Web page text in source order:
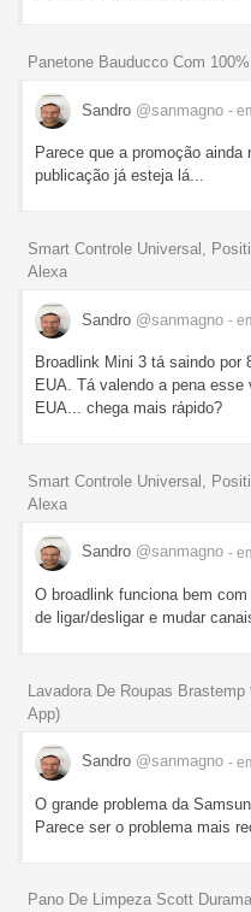
Panetone Bauducco Com
Sandro @sanmagno -
Parece que a promoção
publicação já esteja lá...
Smart Controle Universal,
Alexa
Sandro @sanmagno -
Broadlink Mini 3 tá saindo por
EUA. Tá valendo a pena
EUA... chega mais rápido?
Smart Controle Universal,
Alexa
Sandro @sanmagno -
O broadlink funciona bem
de ligar/desligar e mudar
Lavadora De Roupas
App)
Sandro @sanmagno -
O grande problema da
Parece ser o problema mais
Pano De Limpeza Scott